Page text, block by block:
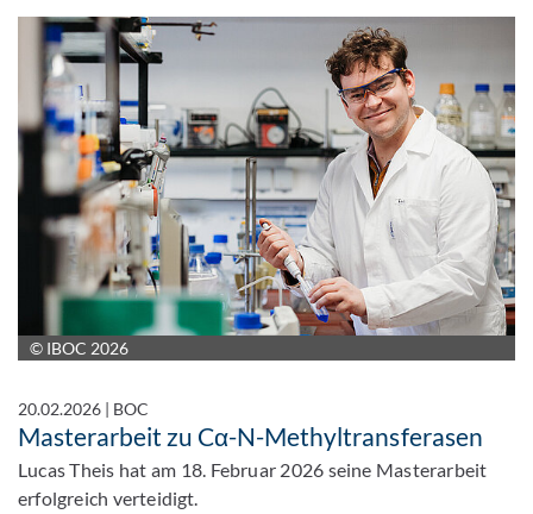
© IBOC 2026
20.02.2026 | BOC
Masterarbeit zu Cα-N-Methyltransferasen
Lucas Theis hat am 18. Februar 2026 seine Masterarbeit
erfolgreich verteidigt.